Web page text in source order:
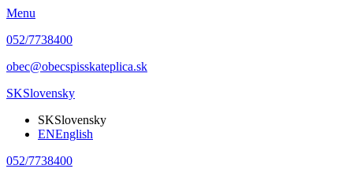
Menu
052/7738400
obec@obecspisskateplica.sk
SKSlovensky
SKSlovensky
ENEnglish
052/7738400